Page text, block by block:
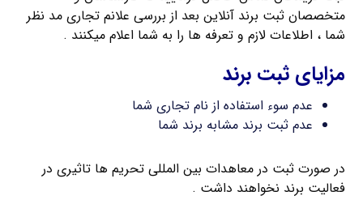
متخصصان ثبت برند آنلاین بعد از بررسی علانم تجاری مد نظر
شما ، اطلاعات لازم و تعرفه ها را به شما اعلام میکنند .
مزایای ثبت برند
عدم سوء استفاده از نام تجاری شما
عدم ثبت برند مشابه برند شما
در صورت ثبت در معاهدات بین المللی تحریم ها تاثیری در
فعالیت برند نخواهند داشت .